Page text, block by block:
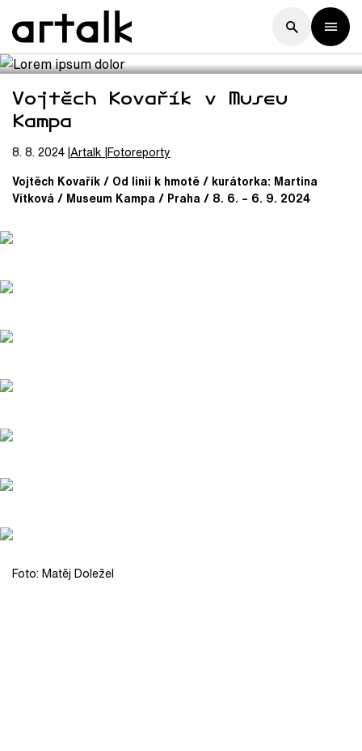
Vojtěch Kovařík v Museu
Kampa
8. 8. 2024 Artalk Fotoreporty
Vojtěch Kovařík / Od linií k hmotě / kurátorka: Martina
Vítková / Museum Kampa / Praha / 8. 6. – 6. 9. 2024
Foto: Matěj Doležel